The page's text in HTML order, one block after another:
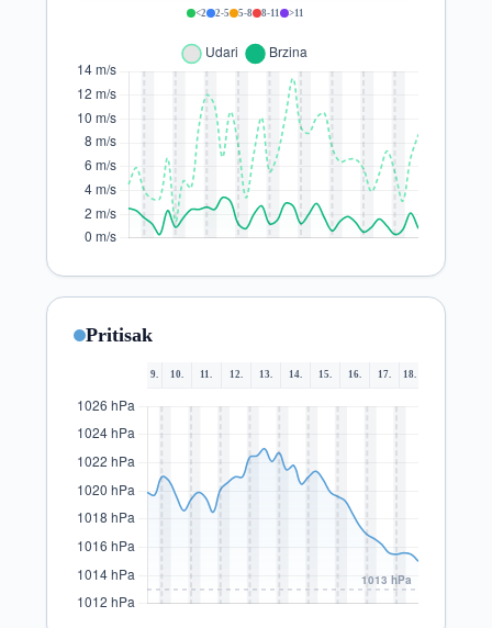
Pritisak
9. 10. 11. 12. 13. 14. 15. 16. 17. 18.